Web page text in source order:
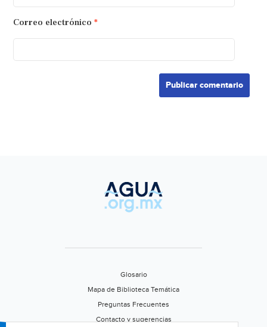
Correo electrónico *
Glosario
Mapa de Biblioteca Temática
Preguntas Frecuentes
Contacto y sugerencias